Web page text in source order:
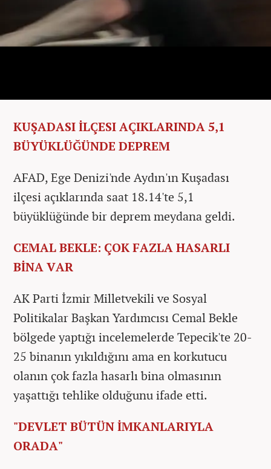
KUŞADASI İLÇESI AÇIKLARINDA 5,1
BÜYÜKLÜĞÜNDE DEPREM
AFAD, Ege Denizi'nde Aydın'ın Kuşadası
ilçesi açıklarında saat 18.14'te 5,1
büyüklüğünde bir deprem meydana geldi.
CEMAL BEKLE: ÇOK FAZLA HASARLI
BİNA VAR
AK Parti İzmir Milletvekili ve Sosyal
Politikalar Başkan Yardımcısı Cemal Bekle
bölgede yaptığı incelemelerde Tepecik'te 20-
25 binanın yıkıldığını ama en korkutucu
olanın çok fazla hasarlı bina olmasının
yaşattığı tehlike olduğunu ifade etti.
"DEVLET BÜTÜN İMKANLARIYLA
ORADA"